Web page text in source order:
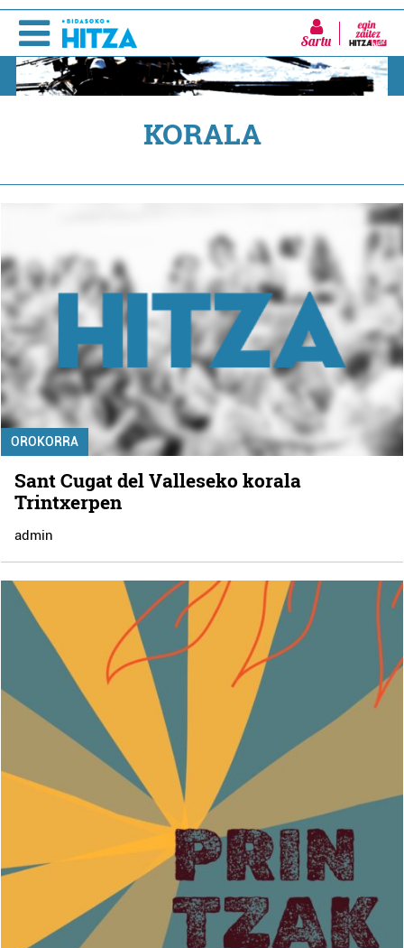
Sartu
KORALA
OROKORRA
Sant Cugat del Valleseko korala
Trintxerpen
admin